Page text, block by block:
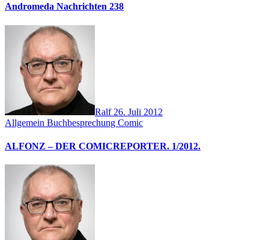
Andromeda Nachrichten 238
Ralf 26. Juli 2012
Allgemein Buchbesprechung Comic
ALFONZ – DER COMICREPORTER. 1/2012.